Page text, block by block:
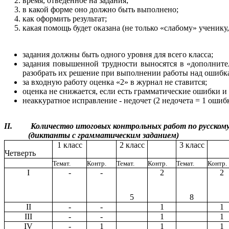
в какой форме оно должно быть выполнено;
как оформить результат;
какая помощь будет оказана (не только «слабому»
задания должны быть одного уровня для всего класса;
задания повышенной трудности выносятся в
разобрать их решение при выполнении работы над
за входную работу оценка «2» в журнал не ставится;
оценка не снижается, если есть грамматические ошибки
неаккуратное исправление - недочет (2 недочета = 1
II. Количество итоговых контрольных работ по
(диктанты с грамматическим заданием)
Четверть
1 класс 2 класс 3 класс
Темат. Контр. Темат. Контр. Темат. Контр.
I - -
5
2
8
2
II - - 1
1
III
- - 1
1
IV
- 1 1 1